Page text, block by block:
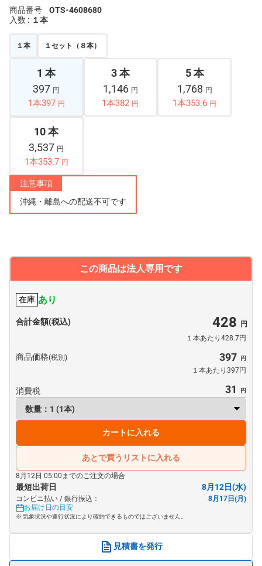
商品番号
OTS-4608680
入数 : １本
１本 １セット（８本）
1 本
397 円
1本397 円
3 本
1,146 円
1本382 円
5 本
1,768 円
1本353.6 円
10 本
3,537 円
1本353.7 円
注意事項
沖縄・離島への配送不可です
この商品は法人専用です
在庫 あり
合計金額(税込) 428
１本あたり428.7円
商品価格(税別) 397
１本あたり397円
消費税 31
カートに入れる
あとで買うリストに入れる
8月12日 05:00までのご注文の場合
最短出荷日 8月12日(水)
コンビニ払い / 銀行振込：
8月17日(月)
お届け日の目安
※ 気象状況や運行状況により確約できるものではございません。
見積書を発行